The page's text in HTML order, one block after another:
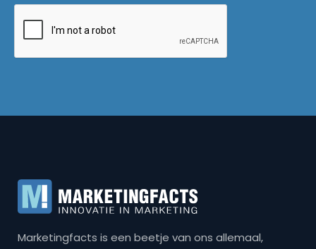
Marketingfacts is een beetje van ons allemaal,